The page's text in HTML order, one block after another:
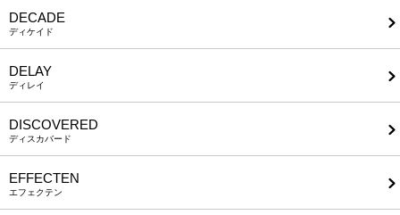
DECADE
ディケイド
DELAY
ディレイ
DISCOVERED
ディスカバード
EFFECTEN
エフェクテン